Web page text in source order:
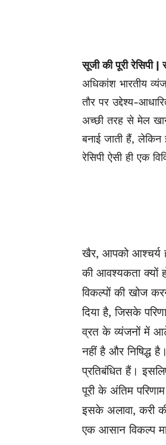
सूजी की पूरी रेसिपी |
अधिकांश भारतीय
तौर पर उद्देश्य-
अच्छी तरह से मेल
बनाई जाती हैं,
रेसिपी ऐसी ही एक
खैर, आपको आश्चर्य
की आवश्यकता क्यों
विकल्पों की खोज
दिया है, जिसके
व्रत के व्यंजनों में
नहीं है और निषिद्ध
प्रतिबंधित हैं।
पूरी के अंतिम
इसके अलावा, करी
एक आसान विकल्प